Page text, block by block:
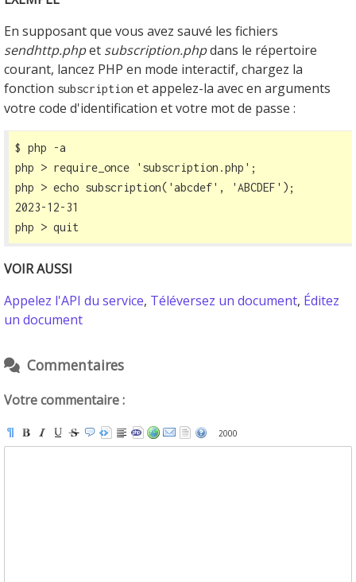
En supposant que vous avez sauvé les fichiers
sendhttp.phpet subscription.phpdans le répertoire
courant, lancez PHP en mode interactif, chargez la
fonction subscription et appelez-la avec en arguments
votre code d'identification et votre mot de passe :
$ php -a
php > require_once 'subscription.php';
php > echo subscription('abcdef', 'ABCDEF');
2023-12-31
php > quit
VOIR AUSSI
Appelez l'API du service, Téléversez un document, Éditez
un document
Commentaires
Votre commentaire :
2000